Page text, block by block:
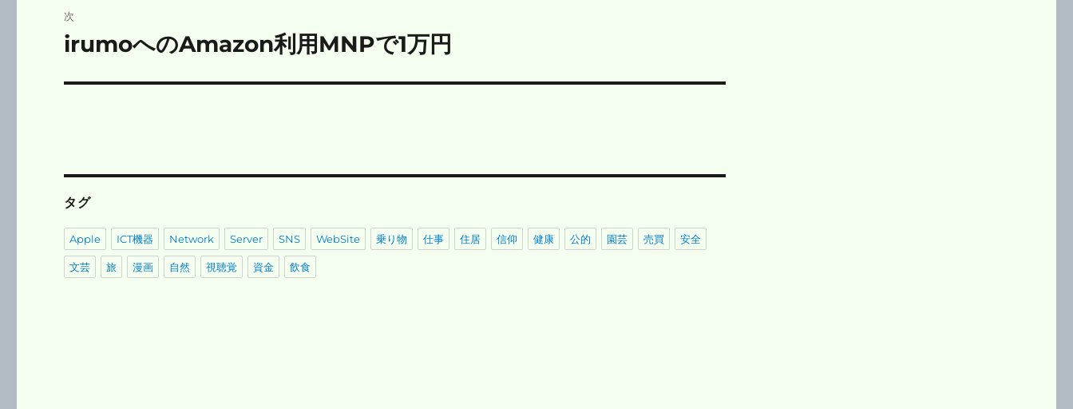
ゲ
ン
稿:
次
次
投
irumoへのAmazon利用MNPで1万円
タグ
Apple ICT機器 Network Server SNS WebSite 乗り物 仕事 住居 信仰 健康 公的 園芸 売買 安全
文芸 旅 漫画 自然 視聴覚 資金 飲食